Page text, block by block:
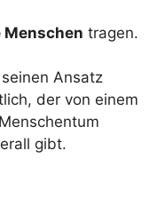
Menschen tragen.
Ansatz
der von einem
gibt.